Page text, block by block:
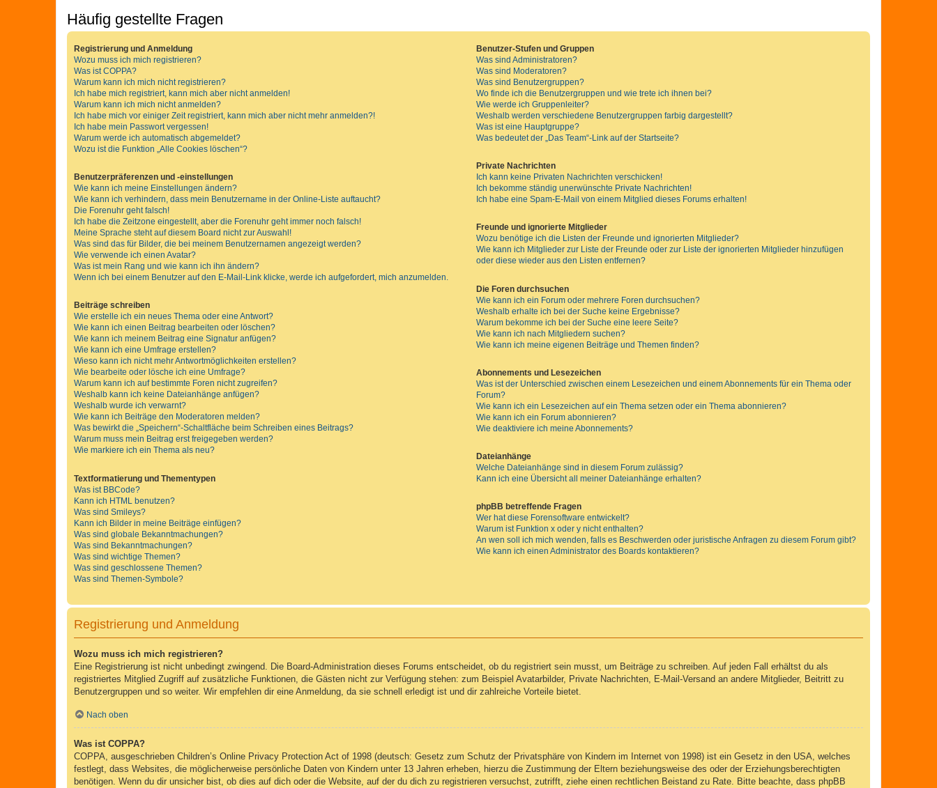
Häufig gestellte Fragen
Registrierung und Anmeldung
Wozu muss ich mich registrieren?
Was ist COPPA?
Warum kann ich mich nicht registrieren?
Ich habe mich registriert, kann mich aber nicht anmelden!
Warum kann ich mich nicht anmelden?
Ich habe mich vor einiger Zeit registriert, kann mich aber nicht mehr anmelden?!
Ich habe mein Passwort vergessen!
Warum werde ich automatisch abgemeldet?
Wozu ist die Funktion „Alle Cookies löschen“?
Benutzerpräferenzen und -einstellungen
Wie kann ich meine Einstellungen ändern?
Wie kann ich verhindern, dass mein Benutzername in der Online-Liste auftaucht?
Die Forenuhr geht falsch!
Ich habe die Zeitzone eingestellt, aber die Forenuhr geht immer noch falsch!
Meine Sprache steht auf diesem Board nicht zur Auswahl!
Was sind das für Bilder, die bei meinem Benutzernamen angezeigt werden?
Wie verwende ich einen Avatar?
Was ist mein Rang und wie kann ich ihn ändern?
Wenn ich bei einem Benutzer auf den E-Mail-Link klicke, werde ich aufgefordert, mich anzumelden.
Beiträge schreiben
Wie erstelle ich ein neues Thema oder eine Antwort?
Wie kann ich einen Beitrag bearbeiten oder löschen?
Wie kann ich meinem Beitrag eine Signatur anfügen?
Wie kann ich eine Umfrage erstellen?
Wieso kann ich nicht mehr Antwortmöglichkeiten erstellen?
Wie bearbeite oder lösche ich eine Umfrage?
Warum kann ich auf bestimmte Foren nicht zugreifen?
Weshalb kann ich keine Dateianhänge anfügen?
Weshalb wurde ich verwarnt?
Wie kann ich Beiträge den Moderatoren melden?
Was bewirkt die „Speichern“-Schaltfläche beim Schreiben eines Beitrags?
Warum muss mein Beitrag erst freigegeben werden?
Wie markiere ich ein Thema als neu?
Textformatierung und Thementypen
Was ist BBCode?
Kann ich HTML benutzen?
Was sind Smileys?
Kann ich Bilder in meine Beiträge einfügen?
Was sind globale Bekanntmachungen?
Was sind Bekanntmachungen?
Was sind wichtige Themen?
Was sind geschlossene Themen?
Was sind Themen-Symbole?
Benutzer-Stufen und Gruppen
Was sind Administratoren?
Was sind Moderatoren?
Was sind Benutzergruppen?
Wo finde ich die Benutzergruppen und wie trete ich ihnen bei?
Wie werde ich Gruppenleiter?
Weshalb werden verschiedene Benutzergruppen farbig dargestellt?
Was ist eine Hauptgruppe?
Was bedeutet der „Das Team“-Link auf der Startseite?
Private Nachrichten
Ich kann keine Privaten Nachrichten verschicken!
Ich bekomme ständig unerwünschte Private Nachrichten!
Ich habe eine Spam-E-Mail von einem Mitglied dieses Forums erhalten!
Freunde und ignorierte Mitglieder
Wozu benötige ich die Listen der Freunde und ignorierten Mitglieder?
Wie kann ich Mitglieder zur Liste der Freunde oder zur Liste der ignorierten Mitglieder hinzufügen
oder diese wieder aus den Listen entfernen?
Die Foren durchsuchen
Wie kann ich ein Forum oder mehrere Foren durchsuchen?
Weshalb erhalte ich bei der Suche keine Ergebnisse?
Warum bekomme ich bei der Suche eine leere Seite?
Wie kann ich nach Mitgliedern suchen?
Wie kann ich meine eigenen Beiträge und Themen finden?
Abonnements und Lesezeichen
Was ist der Unterschied zwischen einem Lesezeichen und einem Abonnements für ein Thema oder
Forum?
Wie kann ich ein Lesezeichen auf ein Thema setzen oder ein Thema abonnieren?
Wie kann ich ein Forum abonnieren?
Wie deaktiviere ich meine Abonnements?
Dateianhänge
Welche Dateianhänge sind in diesem Forum zulässig?
Kann ich eine Übersicht all meiner Dateianhänge erhalten?
phpBB betreffende Fragen
Wer hat diese Forensoftware entwickelt?
Warum ist Funktion x oder y nicht enthalten?
An wen soll ich mich wenden, falls es Beschwerden oder juristische Anfragen zu diesem Forum gibt?
Wie kann ich einen Administrator des Boards kontaktieren?
Registrierung und Anmeldung
Wozu muss ich mich registrieren?
Eine Registrierung ist nicht unbedingt zwingend. Die Board-Administration dieses Forums entscheidet, ob du registriert sein musst, um Beiträge zu schreiben. Auf jeden Fall erhältst du als
registriertes Mitglied Zugriff auf zusätzliche Funktionen, die Gästen nicht zur Verfügung stehen: zum Beispiel Avatarbilder, Private Nachrichten, E-Mail-Versand an andere Mitglieder, Beitritt zu
Benutzergruppen und so weiter. Wir empfehlen dir eine Anmeldung, da sie schnell erledigt ist und dir zahlreiche Vorteile bietet.
Nach oben
Was ist COPPA?
COPPA, ausgeschrieben Children’s Online Privacy Protection Act of 1998 (deutsch: Gesetz zum Schutz der Privatsphäre von Kindern im Internet von 1998) ist ein Gesetz in den USA, welches
festlegt, dass Websites, die möglicherweise persönliche Daten von Kindern unter 13 Jahren erheben, hierzu die Zustimmung der Eltern beziehungsweise des oder der Erziehungsberechtigten
benötigen. Wenn du dir unsicher bist, ob dies auf dich oder die Website, auf der du dich zu registrieren versuchst, zutrifft, ziehe einen rechtlichen Beistand zu Rate. Bitte beachte, dass phpBB